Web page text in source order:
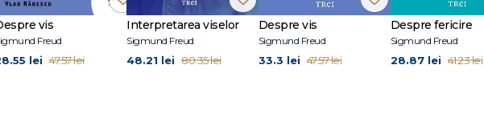
în psihonevroze
ei
vis
Freud
lei 47.57 lei
Interpretarea viselor
Sigmund Freud
48.21 lei 80.35 lei
Despre vis
Sigmund Freud
33.3 lei 47.57 lei
Despre fericire
Sigmund Freud
28.87 lei 41.23 lei